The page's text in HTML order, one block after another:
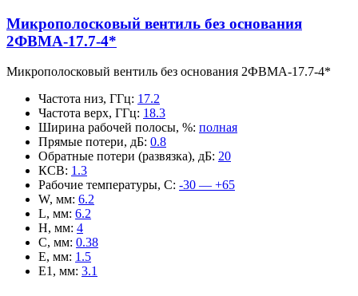
Микрополосковый вентиль без основания
2ФВМA-17.7-4*
Микрополосковый вентиль без основания 2ФВМA-17.7-4*
Частота низ, ГГц: 17.2
Частота верх, ГГц: 18.3
Ширина рабочей полосы, %: полная
Прямые потери, дБ: 0.8
Обратные потери (развязка), дБ: 20
КСВ: 1.3
Рабочие температуры, С: -30 — +65
W, мм: 6.2
L, мм: 6.2
H, мм: 4
C, мм: 0.38
E, мм: 1.5
E1, мм: 3.1